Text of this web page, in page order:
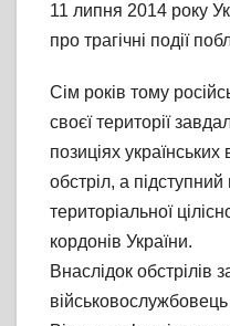
11 липня 2014 року
про трагічні події
Сім років тому
своєї території
позиціях
обстріл, а
територіальної
кордонів України.
Внаслідок обстрілів